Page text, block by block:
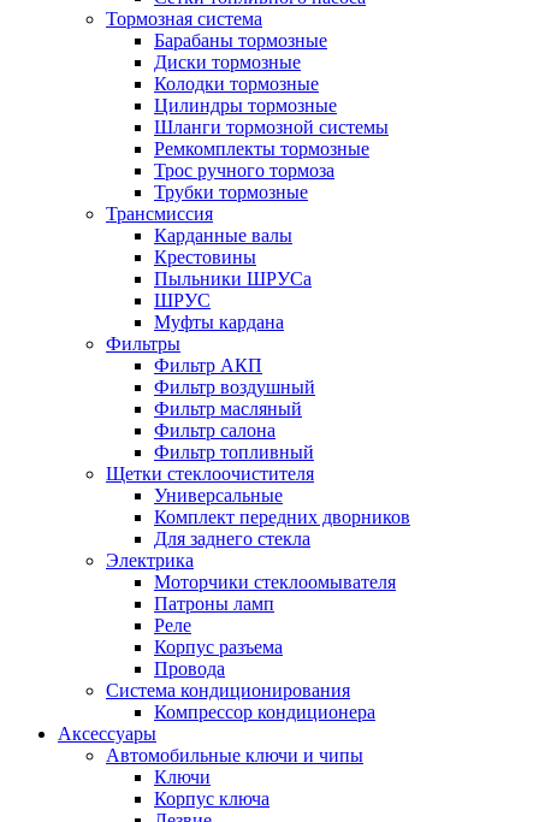
Тормозная система
Барабаны тормозные
Диски тормозные
Колодки тормозные
Цилиндры тормозные
Шланги тормозной системы
Ремкомплекты тормозные
Трос ручного тормоза
Трубки тормозные
Трансмиссия
Карданные валы
Крестовины
Пыльники ШРУСа
ШРУС
Муфты кардана
Фильтры
Фильтр АКП
Фильтр воздушный
Фильтр масляный
Фильтр салона
Фильтр топливный
Щетки стеклоочистителя
Универсальные
Комплект передних дворников
Для заднего стекла
Электрика
Моторчики стеклоомывателя
Патроны ламп
Реле
Корпус разъема
Провода
Система кондиционирования
Компрессор кондиционера
Аксессуары
Автомобильные ключи и чипы
Ключи
Корпус ключа